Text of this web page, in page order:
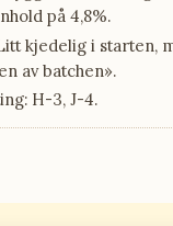
på 4,8%.
kjedelig i starten,
av batchen».
H-3, J-4.